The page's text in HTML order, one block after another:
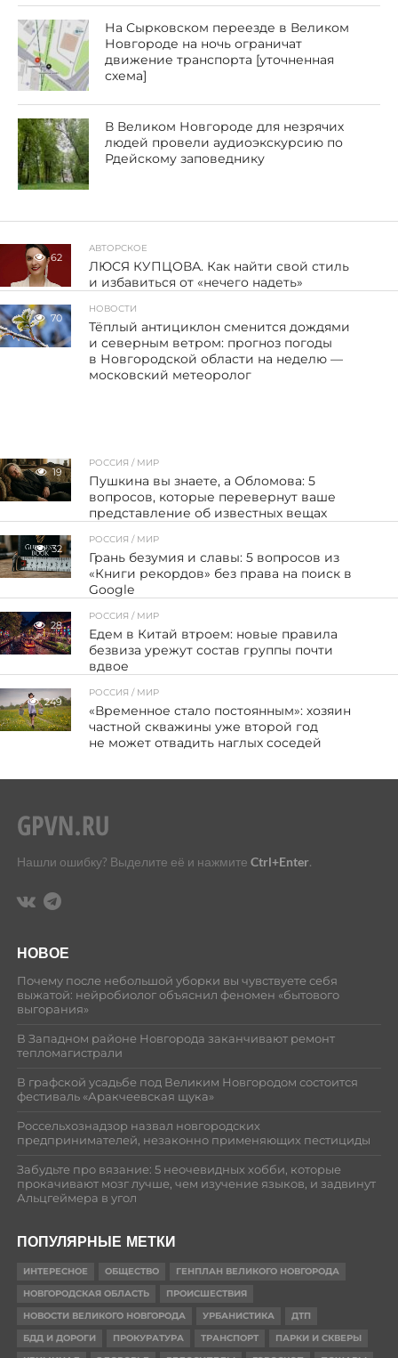
На Сырковском переезде в Великом
Новгороде на ночь ограничат
движение транспорта [уточненная
схема]
В Великом Новгороде для незрячих
людей провели аудиоэкскурсию по
Рдейскому заповеднику
62
АВТОРСКОЕ
ЛЮСЯ КУПЦОВА. Как найти свой стиль
и избавиться от «нечего надеть»
70
НОВОСТИ
Тёплый антициклон сменится дождями
и северным ветром: прогноз погоды
в Новгородской области на неделю —
московский метеоролог
19
РОССИЯ / МИР
Пушкина вы знаете, а Обломова: 5
вопросов, которые перевернут ваше
представление об известных вещах
32
РОССИЯ / МИР
Грань безумия и славы: 5 вопросов из
«Книги рекордов» без права на поиск в
Google
28
РОССИЯ / МИР
Едем в Китай втроем: новые правила
безвиза урежут состав группы почти
вдвое
249
РОССИЯ / МИР
«Временное стало постоянным»: хозяин
частной скважины уже второй год
не может отвадить наглых соседей
Нашли ошибку? Выделите её и нажмите Ctrl+Enter.
НОВОЕ
Почему после небольшой уборки вы чувствуете себя
выжатой: нейробиолог объяснил феномен «бытового
выгорания»
В Западном районе Новгорода заканчивают ремонт
тепломагистрали
В графской усадьбе под Великим Новгородом состоится
фестиваль «Аракчеевская щука»
Россельхознадзор назвал новгородских
предпринимателей, незаконно применяющих пестициды
Забудьте про вязание: 5 неочевидных хобби, которые
прокачивают мозг лучше, чем изучение языков, и задвинут
Альцгеймера в угол
ПОПУЛЯРНЫЕ МЕТКИ
ИНТЕРЕСНОЕ ОБЩЕСТВО
ГЕНПЛАН ВЕЛИКОГО НОВГОРОДА
НОВГОРОДСКАЯ ОБЛАСТЬ
ПРОИСШЕСТВИЯ
НОВОСТИ ВЕЛИКОГО НОВГОРОДА
УРБАНИСТИКА
ДТП
БДД И ДОРОГИ
ПРОКУРАТУРА ТРАНСПОРТ
ПАРКИ И СКВЕРЫ